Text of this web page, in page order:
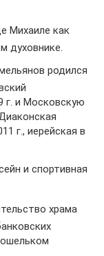
Михаиле как
духовнике.
родился
г. и Московскую
г., иерейская в
и спортивная
храма